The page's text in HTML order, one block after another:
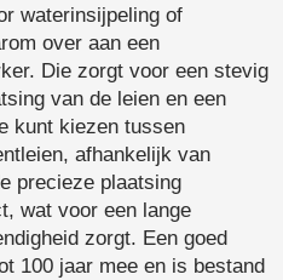
waterinsijpeling of
over aan een
Die zorgt voor een stevig
van de leien en een
kunt kiezen tussen
afhankelijk van
precieze plaatsing
wat voor een lange
zorgt. Een goed
100 jaar mee en is bestand